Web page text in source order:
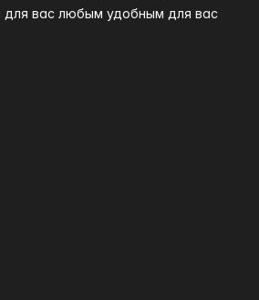
вас любым удобным для вас